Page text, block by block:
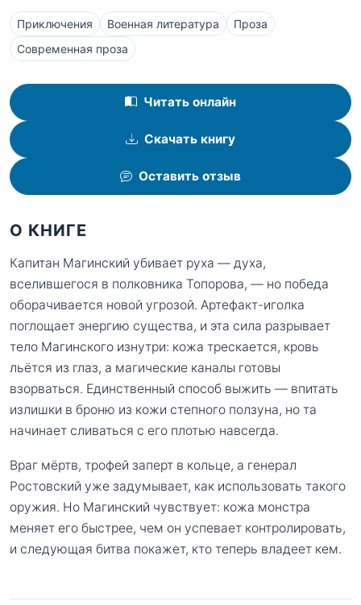
Приключения Военная литература
Проза
Современная проза
Читать онлайн
Скачать книгу
Оставить отзыв
О КНИГЕ
Капитан Магинский убивает руха — духа,
вселившегося в полковника Топорова, — но победа
оборачивается новой угрозой. Артефакт-иголка
поглощает энергию существа, и эта сила разрывает
тело Магинского изнутри: кожа трескается, кровь
льётся из глаз, а магические каналы готовы
взорваться. Единственный способ выжить — впитать
излишки в броню из кожи степного ползуна, но та
начинает сливаться с его плотью навсегда.
Враг мёртв, трофей заперт в кольце, а генерал
Ростовский уже задумывает, как использовать такого
оружия. Но Магинский чувствует: кожа монстра
меняет его быстрее, чем он успевает контролировать,
и следующая битва покажет, кто теперь владеет кем.